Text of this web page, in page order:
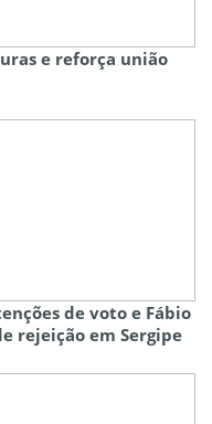
e reforça união
de voto e Fábio
rejeição em Sergipe